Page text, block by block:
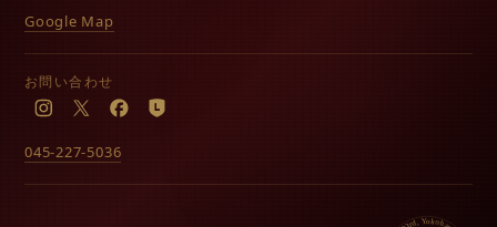
Google Map
お問い合わせ
Instagram
X Facebook
LINE
045-227-5036